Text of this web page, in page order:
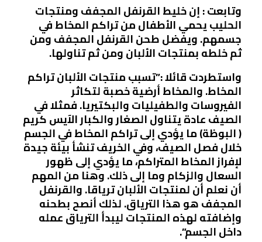
وتابعت : إن خليط القرنفل المجفف ومنتجات
الحليب يحمي الأطفال من تراكم المخاط في
جسمهم. ويفضل طحن القرنفل المجفف ومن
ثم خلطه بمنتجات الألبان ومن ثم تناولها.
واستطردت قائلا :”تسبب منتجات الألبان تراكم
المخاط. والمخاط أرضية خصبة لتكاثر
الفيروسات والطفيليات والبكتيريا. فمثلا في
الصيف عادة يتناول الصغار والكبار الآيس كريم
( البوظة) ما يؤدي إلى تراكم المخاط في الجسم
خلال فصل الصيف، وفي الخريف تنشأ بيئة جيدة
لإفراز المخاط المتراكم، ما يؤدي إلى ظهور
السعال والزكام وما إلى ذلك. وهنا من المهم
أن نعلم أن لمنتجات الألبان ترياقا. والقرنفل
المجفف هو هذا الترياق. لذلك أنصح بطحنه
وإضافته لهذه المنتجات ليبدأ الترياق عمله
داخل الجسم”.